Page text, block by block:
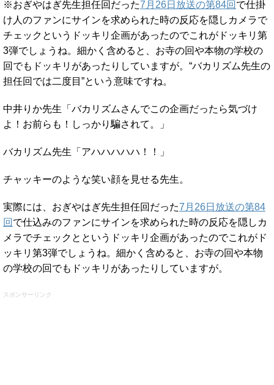
※おぎやはぎ先生担任回だった7月26日放送の第84回 で仕掛
け人のファンにサインを求められた時の反応を隠しカメラで
チェックというドッキリ企画があったのでこれがドッキリ第
3弾でしょうね。細かく含めると、お寺の回や本物の学校の
回でもドッキリがあったりしていますが。“バカリズム先生の
担任回では二度目”という意味ですね。
中井りか先生「バカリズムさんでこの企画だったら気づけ
よ！お前らも！しっかり騙されて。」
バカリズム先生「アハハハハハ！！」
チャッキーのような笑い顔を見せる先生。
実際には、おぎやはぎ先生担任回だった7月26日放送の第84
回 で仕込みのファンにサインを求められた時の反応を隠しカ
メラでチェックとというドッキリ企画があったのでこれがド
ッキリ第3弾でしょうね。細かく含めると、お寺の回や本物
の学校の回でもドッキリがあったりしていますが。
スポンサーリンク